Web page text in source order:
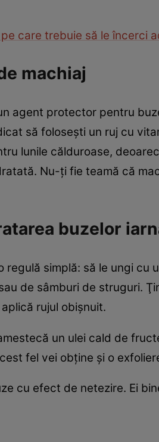
care trebuie să le încerci
machiaj
agent protector pentru
să foloseşti un ruj cu
lunile călduroase,
Nu-ţi fie teamă că
buzelor
simplă: să le ungi cu
de sâmburi de struguri.
rujul obişnuit.
un ulei cald de
fel vei obţine şi o
cu efect de netezire. Ei